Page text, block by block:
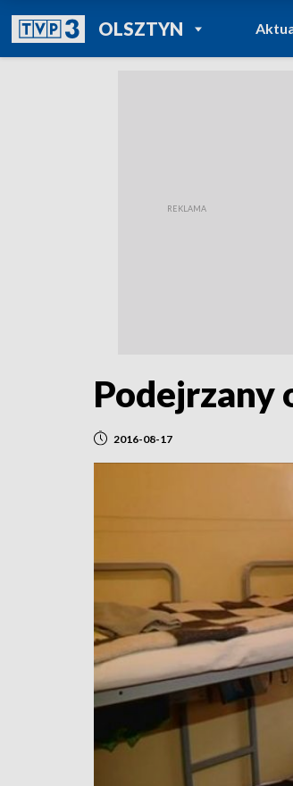
OLSZTYNPOWRÓT DO
TVP REGIONY
Podejrzany
2016-08-17